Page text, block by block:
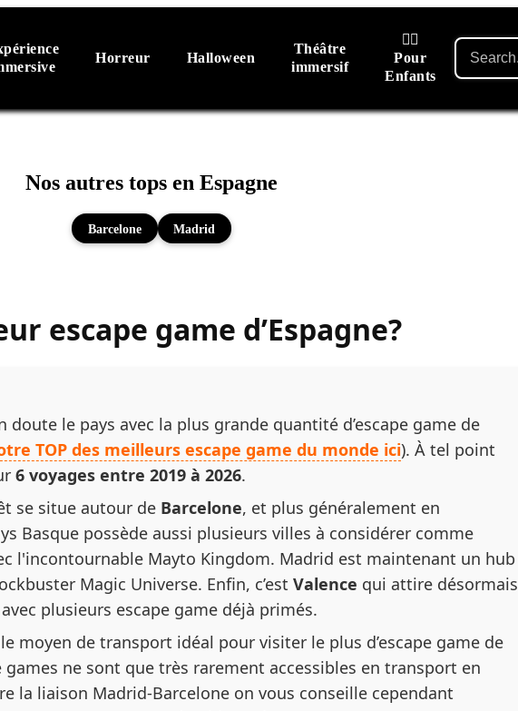
Horreur Halloween
Théâtre
immersif
🙋‍♂️
Pour
Enfants
Nos autres tops en Espagne
Barcelone Madrid
escape game d’Espagne?
doute le pays avec la plus grande quantité d’escape game de
TOP des meilleurs escape game du monde ici). À tel point
6 voyages entre 2019 à 2026.
se situe autour de Barcelone, et plus généralement en
Basque possède aussi plusieurs villes à considérer comme
l'incontournable Mayto Kingdom. Madrid est maintenant un hub
Magic Universe. Enfin, c’est Valence qui attire désormais
plusieurs escape game déjà primés.
moyen de transport idéal pour visiter le plus d’escape game de
ne sont que très rarement accessibles en transport en
la liaison Madrid-Barcelone on vous conseille cependant